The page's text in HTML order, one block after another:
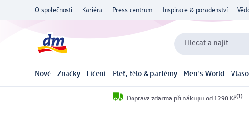
O společnosti Kariéra Press centrum Inspirace & poradenství
Hledat a najít
Nově Značky Líčení Pleť, tělo & parfémy Men's World
Doprava zdarma při nákupu od 1 290 Kč(1)